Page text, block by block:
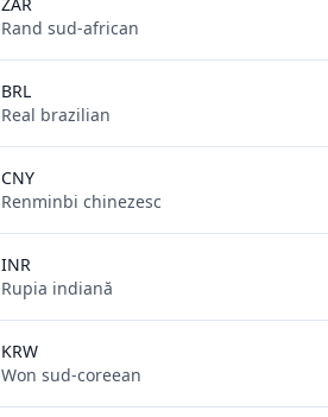
Rand sud-african
BRL
Real brazilian
CNY
Renminbi chinezesc
INR
Rupia indiană
KRW
Won sud-coreean